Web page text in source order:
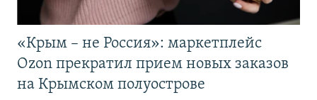
«Крым – не Россия»: маркетплейс
Ozon прекратил прием новых заказов
на Крымском полуострове